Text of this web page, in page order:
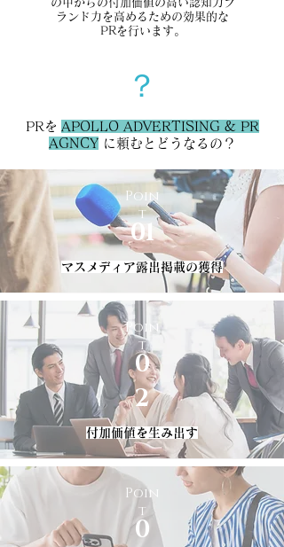
ランド力を高めるための効果的な
PRを行います。
？
PRを APOLLO ADVERTISING & PR
AGNCYに頼むとどうなるの？
Poin
t
01
マスメディア露出掲載の獲得
Poin
t
0
2
付加価値を生み出す
Poin
t
0